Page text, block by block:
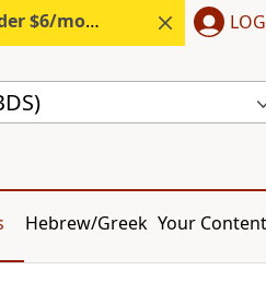
$6/month. Start free.
Hebrew/Greek Your Content